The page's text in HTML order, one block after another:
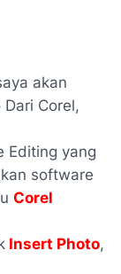
akan
Corel,
Editing yang
software
Corel
Insert Photo,